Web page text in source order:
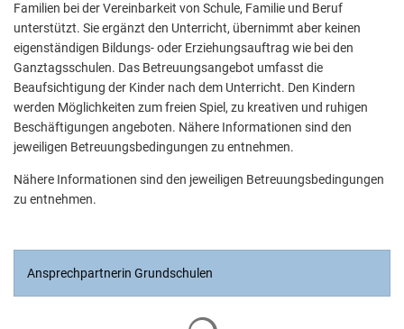
Familien bei der Vereinbarkeit von Schule, Familie und Beruf
unterstützt. Sie ergänzt den Unterricht, übernimmt aber keinen
eigenständigen Bildungs- oder Erziehungsauftrag wie bei den
Ganztagsschulen. Das Betreuungsangebot umfasst die
Beaufsichtigung der Kinder nach dem Unterricht. Den Kindern
werden Möglichkeiten zum freien Spiel, zu kreativen und ruhigen
Beschäftigungen angeboten. Nähere Informationen sind den
jeweiligen Betreuungsbedingungen zu entnehmen.
Nähere Informationen sind den jeweiligen Betreuungsbedingungen
zu entnehmen.
Ansprechpartnerin Grundschulen